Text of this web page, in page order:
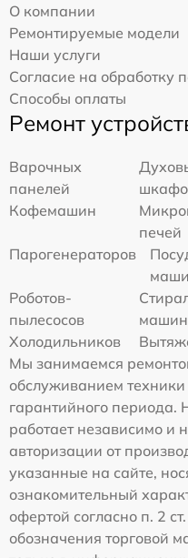
О компании
Ремонтируемые модели
Наши услуги
Согласие на обработку
Способы оплаты
Ремонт
Варочных
панелей
Кофемашин
печей
Парогенераторов
Роботов-
пылесосов
машин
Холодильников
Мы занимаемся
обслуживанием
гарантийного
работает независимо и
авторизации от
указанные на сайте,
ознакомительный
офертой согласно п. 2
обозначения торговой